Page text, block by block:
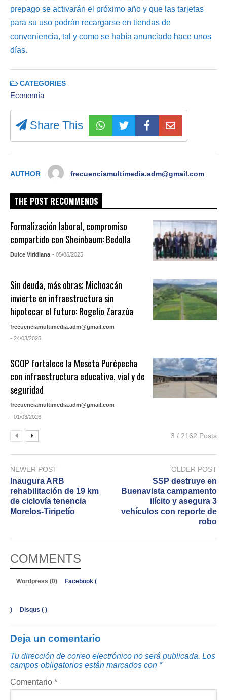
prepago se activarán el próximo año y que las tarjetas
para su uso podrán recargarse en tiendas de
conveniencia, tal y como se había anunciado hace unos
días.
CATEGORIES
Economía
Share This
AUTHOR frecuenciamultimedia.adm@gmail.com
THE POST RECOMMENDS
Formalización laboral, compromiso
compartido con Sheinbaum: Bedolla
Dulce Viridiana - 05/06/2025
Sin deuda, más obras; Michoacán
invierte en infraestructura sin
hipotecar el futuro: Rogelio Zarazúa
frecuenciamultimedia.adm@gmail.com
- 24/03/2026
SCOP fortalece la Meseta Purépecha
con infraestructura educativa, vial y de
seguridad
frecuenciamultimedia.adm@gmail.com
- 01/03/2026
3 / 2162 Posts
NEWER POST
Inaugura ARB
rehabilitación de 19 km
de ciclovía tenencia
Morelos-Tiripetío
OLDER POST
SSP destruye en
Buenavista campamento
ilícito y asegura 3
vehículos con reporte de
robo
COMMENTS
Wordpress (0) Facebook (
) Disqus ( )
Deja un comentario
Tu dirección de correo electrónico no será publicada. Los
campos obligatorios están marcados con *
Comentario *